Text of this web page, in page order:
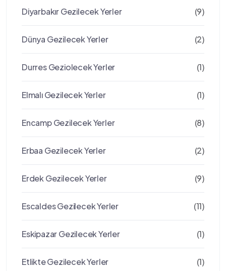
Diyarbakır Gezilecek Yerler (9)
Dünya Gezilecek Yerler (2)
Durres Geziolecek Yerler (1)
Elmalı Gezilecek Yerler (1)
Encamp Gezilecek Yerler (8)
Erbaa Gezilecek Yerler (2)
Erdek Gezilecek Yerler (9)
Escaldes Gezilecek Yerler (11)
Eskipazar Gezilecek Yerler (1)
Etlikte Gezilecek Yerler (1)